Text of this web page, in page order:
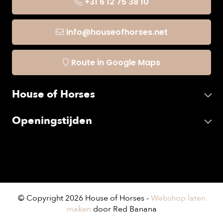
info@houseofhorses.net
Route in Google Maps
House of Horses
Openingstijden
© Copyright 2026 House of Horses -Webshop laten
maken door Red Banana